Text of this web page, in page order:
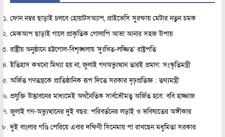
ফোন নম্বর ছাড়াই চলবে হোয়াটসঅ্যাপ, প্রাইভেসি সুরক্ষায় মেটার নতুন চমক
মেকআপ ছাড়াই গালে প্রাকৃতিক গোলাপি আভা আনার সহজ উপায়
রাষ্ট্রীয় অনুষ্ঠানে হট্টগোল-বিশৃঙ্খলায় ‘দুঃখিত-লজ্জিত’ রাষ্ট্রপতি
ইতিহাস কখনো মিথ্যা হয় না, জুলাই গণঅভ্যুত্থান তারই প্রমাণ: সংস্কৃতিমন্ত্রী
অর্জিত গণতন্ত্রকে প্রাতিষ্ঠানিক রূপ দিতে সরকার দৃঢ়প্রতিজ্ঞ : তথ্যমন্ত্রী
প্রযুক্তি উদ্ভাবনের মাধ্যমেই অর্থনৈতিক সার্বভৌমত্ব অর্জিত হবে: ববি হাজ্জাজ
জুলাই গণ-অভ্যুত্থানের দুই বছর: পরিবর্তনের লড়াই ও ভবিষ্যতের অঙ্গীকার
দুই বাংলার গণ্ডি পেরিয়ে এবার দক্ষিণী সিনেমায় পা রাখছেন মধুমিতা সরকার